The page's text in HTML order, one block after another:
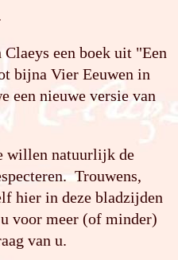
een boek uit "Een
bijna Vier Eeuwen in
een nieuwe versie van
willen natuurlijk de
Trouwens,
hier in deze bladzijden
voor meer (of minder)
van u.